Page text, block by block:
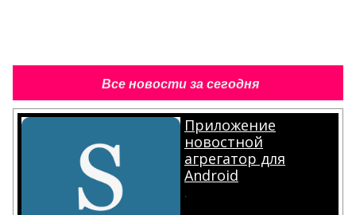
Все новости за сегодня
Приложение
новостной
агрегатор для
Android
.